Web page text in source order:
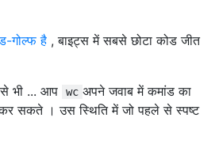
गोल्फ है , बाइट्स में सबसे छोटा कोड जीत
भी ... आप
wc अपने जवाब में कमांड का
कर सकते । उस स्थिति में जो पहले से स्पष्ट